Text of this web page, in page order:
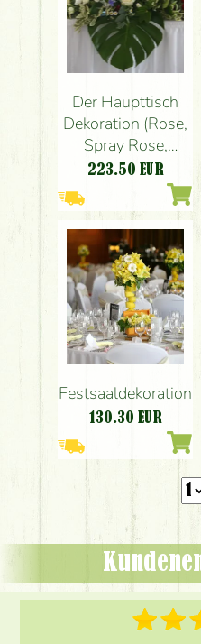
Der Haupttisch
Dekoration (Rose,
Spray Rose,
Delphinium,
Alstroemeria,
weiß, blau, rot)
Marriott Hotel,
Budapest
223.50 EUR
Festsaaldekoration
130.30 EUR